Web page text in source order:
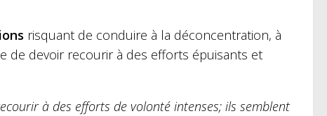
risquant de conduire à la déconcentration, à
de devoir recourir à des efforts épuisants et
à des efforts de volonté intenses; ils semblent